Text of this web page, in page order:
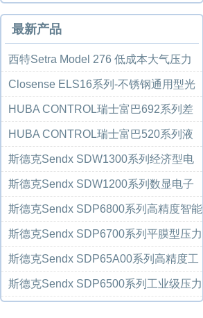
最新产品
西特Setra Model 276 低成本大气压力
传感器...
Closense ELS16系列-不锈钢通用型光
电液位开...
HUBA CONTROL瑞士富巴692系列差
压变送器
HUBA CONTROL瑞士富巴520系列液
压制冷压力传...
斯德克Sendx SDW1300系列经济型电
子式压力开关...
斯德克Sendx SDW1200系列数显电子
式压力开关/...
斯德克Sendx SDP6800系列高精度智能
型压力变送...
斯德克Sendx SDP6700系列平膜型压力
变送器
斯德克Sendx SDP65A00系列高精度工
业级压力变...
斯德克Sendx SDP6500系列工业级压力